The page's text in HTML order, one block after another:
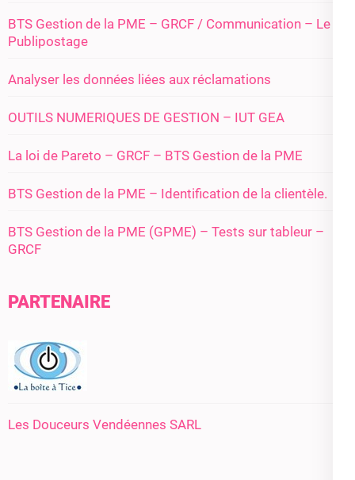
BTS Gestion de la PME – GRCF / Communication – Le
Publipostage
Analyser les données liées aux réclamations
OUTILS NUMERIQUES DE GESTION – IUT GEA
La loi de Pareto – GRCF – BTS Gestion de la PME
BTS Gestion de la PME – Identification de la clientèle.
BTS Gestion de la PME (GPME) – Tests sur tableur –
GRCF
PARTENAIRE
Les Douceurs Vendéennes SARL